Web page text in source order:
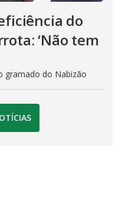
do
‘Não tem
gramado do Nabizão